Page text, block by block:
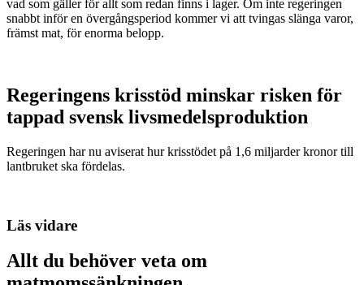
vad som gäller för allt som redan finns i lager. Om inte regeringen
snabbt inför en övergångsperiod kommer vi att tvingas slänga varor,
främst mat, för enorma belopp.
Regeringens krisstöd minskar risken för
tappad svensk livsmedelsproduktion
Regeringen har nu aviserat hur krisstödet på 1,6 miljarder kronor till
lantbruket ska fördelas.
Läs vidare
Allt du behöver veta om